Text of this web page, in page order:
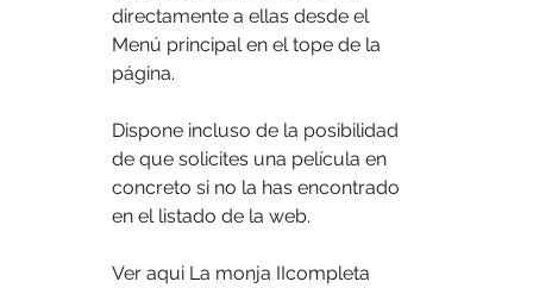
directamente a ellas desde el
Menú principal en el tope de la
página.
Dispone incluso de la posibilidad
de que solicites una película en
concreto si no la has encontrado
en el listado de la web.
Ver aqui La monja IIcompleta